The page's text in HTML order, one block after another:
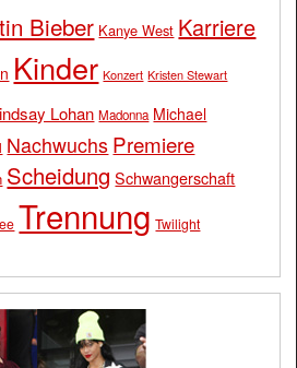
Bieber Kanye West Karriere
Kinder Konzert Kristen Stewart
Lohan Madonna Michael
Nachwuchs Premiere
Scheidung Schwangerschaft
Trennung Twilight